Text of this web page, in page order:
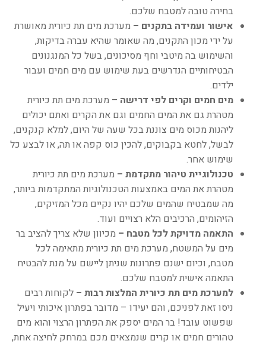
בחירה טובה למטבח שלכם.
אישור ועמידה בתקנים – מערכת מים תת כיורית מאושרת
על ידי מכון התקנים, מה שאומר שהיא עברה בדיקות,
והשימוש בה מיטבי וחף מסיכונים, בשל כל המנגנונים
הבטיחותיים הנדרשים בעת שימוש עם מים חמים ועבור
ילדים.
מים חמים וקרים לפי דרישה – מערכת מים תת כיורית
מטהרת גם את המים החמים וגם את הקרים ואתם יכולים
ליהנות מכוס מים צוננת בכל שעה של היום, למלא קנקנים,
לבשל, לחטא בקבוקים, להכין כוס קפה או תה, או לבצע כל
שימוש אחר.
טכנולוגיית טיהור מתקדמת – מערכת מים תת כיורית
מטהרת את המים באמצעות הטכנולוגיות המתקדמות ביותר,
מה שמבטיח שהמים שלכם יהיו נקיים מכל המזיקים,
הזיהומים, הרכיבים הלא רצויים ועוד.
התאמה מדויקת לכל מטבח – מכיוון שלא צריך להציב בר
מים על המשטח, מערכת מים תת כיורית מתאימה לכל
מטבח, וכיום ישנם פתרונות שניתן ליישם על מנת להבטיח
התאמה אישית למטבח שלכם.
למערכת מים תת כיורית המלצות רבות – לקוחות רבים
ניסו זאת לפניכם, והם יעידו – מדובר בפתרון איכותי ויעיל
שפשוט עובד! בר המים יספק את הפתרון הרצוי והוא מים
טהורים חמים או קרים שנמצאים מכם במרחק לחיצה אחת,